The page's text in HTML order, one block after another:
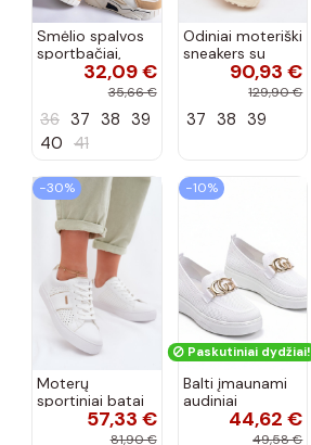
Smėlio spalvos
sportbačiai,
dekoruoti Valdez
cirkonio virvele
32,09 €
35,66 €
36 37 38 39
40 41
Odiniai moteriški
sneakers su
platforma D&A
CR61-3133
90,93 €
129,90 €
37 38 39
−30%
Moterų
sportiniai batai
su ažūro
elementais Big
57,33 €
81,90 €
−10%
Paskutiniai dydžiai!
Balti įmaunami
audiniai
sportbačiai su
44,62 €
49,58 €